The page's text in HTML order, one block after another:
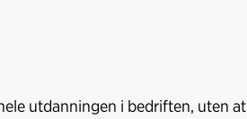
utdanningen i bedriften, uten